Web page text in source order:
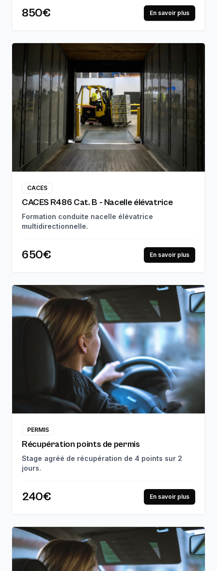
850€ En savoir plus
CACES
CACES R486 Cat. B - Nacelle élévatrice
Formation conduite nacelle élévatrice
multidirectionnelle.
650€ En savoir plus
PERMIS
Récupération points de permis
Stage agréé de récupération de 4 points sur 2
jours.
240€ En savoir plus